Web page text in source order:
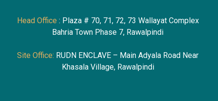
Head Office : Plaza # 70, 71, 72, 73 Wallayat Complex
Bahria Town Phase 7, Rawalpindi
Site Office: RUDN ENCLAVE – Main Adyala Road Near
Khasala Village, Rawalpindi